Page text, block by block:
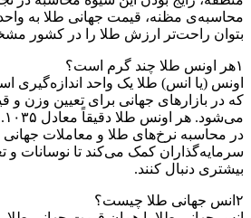
محاسبه‌ی مظنه، قیمت جهانی طلا به
بتوان راحت‌تر ارزش طلا را در کشور
۱هر اونس طلا چند گرم است؟
اونس (یا انس) طلا یک واحد اندازه‌گیری
که در بازارهای جهانی برای تعیین وزن و
در محاسبه نرخ‌های طلا و معاملات جهانی
سرمایه‌گذاران کمک می‌کند تا نوسانات و
بیشتری دنبال کنند.
۲ انس جهانی طلا چیست؟